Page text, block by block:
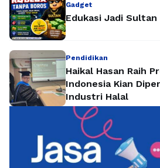
Gadget
Edukasi Jadi
Pendidikan
Haikal Hasan Raih
Indonesia Kian
Industri Halal